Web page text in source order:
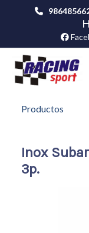
Productos
Inox
3p.